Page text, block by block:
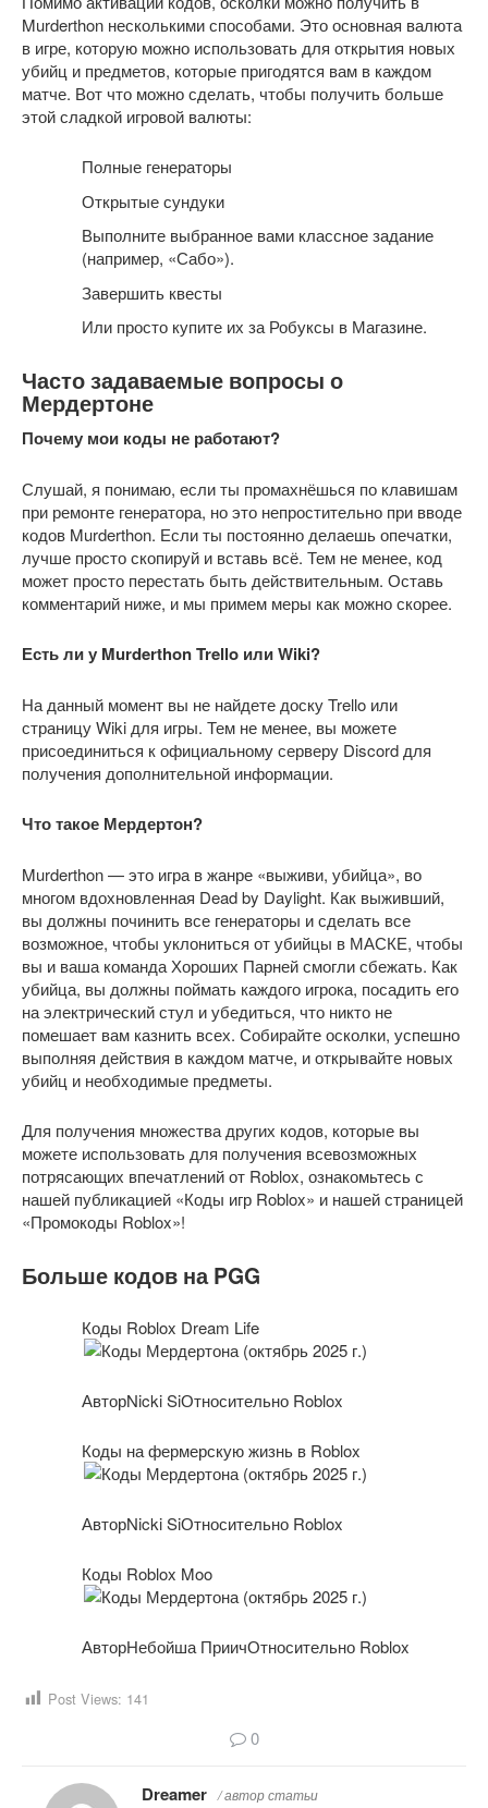
Murderthon несколькими способами. Это основная валюта
в игре, которую можно использовать для открытия новых
убийц и предметов, которые пригодятся вам в каждом
матче. Вот что можно сделать, чтобы получить больше
этой сладкой игровой валюты:
Полные генераторы
Открытые сундуки
Выполните выбранное вами классное задание
(например, «Сабо»).
Завершить квесты
Или просто купите их за Робуксы в Магазине.
Часто задаваемые вопросы о
Мердертоне
Почему мои коды не работают?
Слушай, я понимаю, если ты промахнёшься по клавишам
при ремонте генератора, но это непростительно при вводе
кодов Murderthon. Если ты постоянно делаешь опечатки,
лучше просто скопируй и вставь всё. Тем не менее, код
может просто перестать быть действительным. Оставь
комментарий ниже, и мы примем меры как можно скорее.
Есть ли у Murderthon Trello или Wiki?
На данный момент вы не найдете доску Trello или
страницу Wiki для игры. Тем не менее, вы можете
присоединиться к официальному серверу Discord для
получения дополнительной информации.
Что такое Мердертон?
Murderthon — это игра в жанре «выживи, убийца», во
многом вдохновленная Dead by Daylight. Как выживший,
вы должны починить все генераторы и сделать все
возможное, чтобы уклониться от убийцы в МАСКЕ, чтобы
вы и ваша команда Хороших Парней смогли сбежать. Как
убийца, вы должны поймать каждого игрока, посадить его
на электрический стул и убедиться, что никто не
помешает вам казнить всех. Собирайте осколки, успешно
выполняя действия в каждом матче, и открывайте новых
убийц и необходимые предметы.
Для получения множества других кодов, которые вы
можете использовать для получения всевозможных
потрясающих впечатлений от Roblox, ознакомьтесь с
нашей публикацией «Коды игр Roblox» и нашей страницей
«Промокоды Roblox»!
Больше кодов на PGG
Коды Roblox Dream Life
АвторNicki SiОтносительно Roblox
Коды на фермерскую жизнь в Roblox
АвторNicki SiОтносительно Roblox
Коды Roblox Moo
АвторНебойша ПриичОтносительно Roblox
Post Views: 141
0
Dreamer / автор статьи